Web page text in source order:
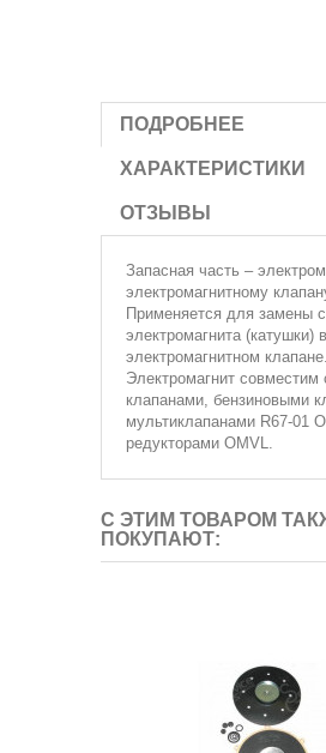
ПОДРОБНЕЕ
ХАРАКТЕРИСТИКИ
ОТЗЫВЫ
Запасная часть –
электромагнитному
Применяется для замены
электромагнита (катушки) в
электромагнитном клапане.
Электромагнит совместим
клапанами, бензиновыми
мультиклапанами R67-01
редукторами OMVL.
С ЭТИМ ТОВАРОМ
ПОКУПАЮТ: